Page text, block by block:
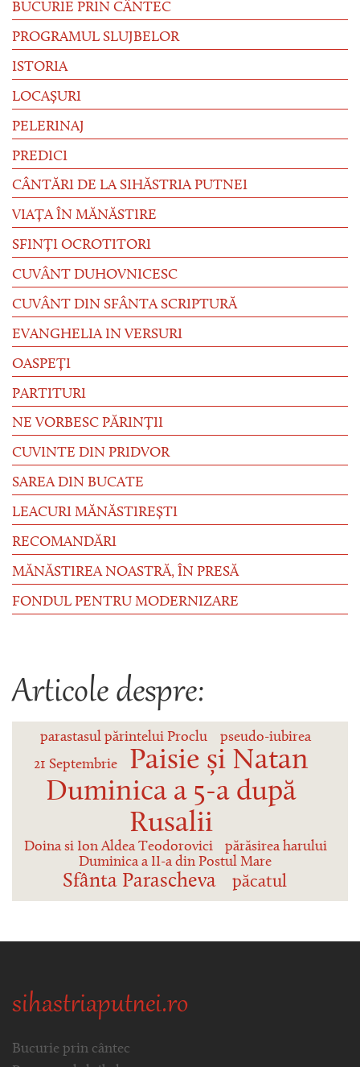
BUCURIE PRIN CÂNTEC
PROGRAMUL SLUJBELOR
ISTORIA
LOCAȘURI
PELERINAJ
PREDICI
CÂNTĂRI DE LA SIHĂSTRIA PUTNEI
VIAȚA ÎN MĂNĂSTIRE
SFINȚI OCROTITORI
CUVÂNT DUHOVNICESC
CUVÂNT DIN SFÂNTA SCRIPTURĂ
EVANGHELIA IN VERSURI
OASPEȚI
PARTITURI
NE VORBESC PĂRINȚII
CUVINTE DIN PRIDVOR
SAREA DIN BUCATE
LEACURI MĂNĂSTIREȘTI
RECOMANDĂRI
MĂNĂSTIREA NOASTRĂ, ÎN PRESĂ
FONDUL PENTRU MODERNIZARE
Articole despre:
parastasul părintelui Proclu
pseudo-iubirea
21 Septembrie
Paisie și Natan
Duminica a 5-a după
Rusalii
Doina si Ion Aldea Teodorovici
părăsirea harului
Duminica a II-a din Postul Mare
Sfânta Parascheva păcatul
sihastriaputnei.ro
Bucurie prin cântec